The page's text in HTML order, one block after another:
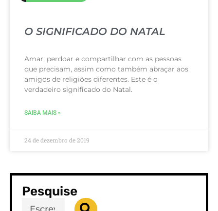
O SIGNIFICADO DO NATAL
Amar, perdoar e compartilhar com as pessoas
que precisam, assim como também abraçar aos
amigos de religiões diferentes. Este é o
verdadeiro significado do Natal.
SAIBA MAIS »
24 de dezembro de 2019
Pesquise